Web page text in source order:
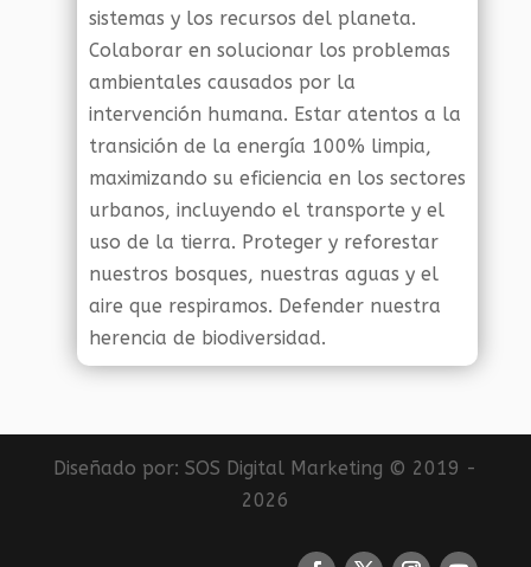
sistemas y los recursos del planeta.
Colaborar en solucionar los problemas
ambientales causados por la
intervención humana. Estar atentos a la
transición de la energía 100% limpia,
maximizando su eficiencia en los sectores
urbanos, incluyendo el transporte y el
uso de la tierra. Proteger y reforestar
nuestros bosques, nuestras aguas y el
aire que respiramos. Defender nuestra
herencia de biodiversidad.
Diseñado por:SOS Digital Marketing © 2019 -
2026